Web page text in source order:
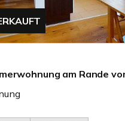
am Rande